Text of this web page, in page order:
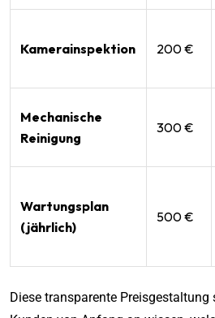
Kamerainspektion 200 €
Mechanische
Reinigung
300 €
Wartungsplan
(jährlich)
500 €
Diese transparente Preisgestaltung